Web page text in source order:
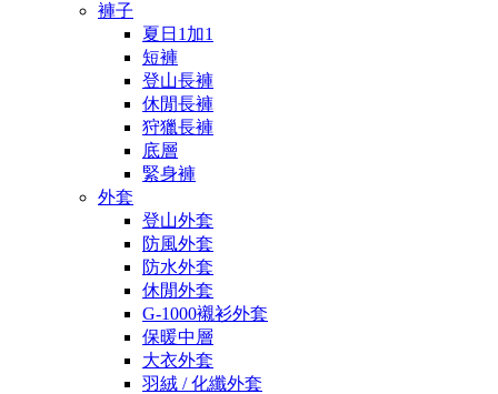
褲子
夏日1加1
短褲
登山長褲
休閒長褲
狩獵長褲
底層
緊身褲
外套
登山外套
防風外套
防水外套
休閒外套
G-1000襯衫外套
保暖中層
大衣外套
羽絨 / 化纖外套